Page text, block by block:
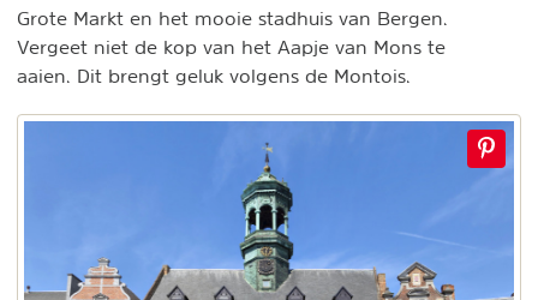
Grote Markt en het mooie stadhuis van Bergen.
Vergeet niet de kop van het Aapje van Mons te
aaien. Dit brengt geluk volgens de Montois.